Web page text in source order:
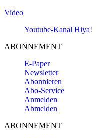
Video
Youtube-Kanal Hiya!
ABONNEMENT
E-Paper
Newsletter
Abonnieren
Abo-Service
Anmelden
Abmelden
ABONNEMENT